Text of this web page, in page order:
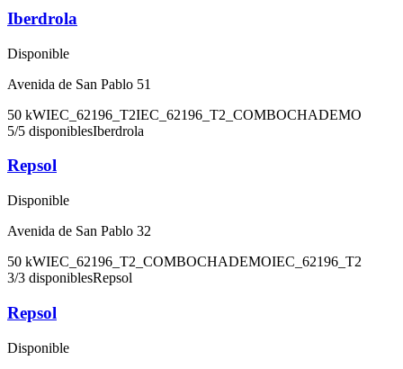
Iberdrola
Disponible
Avenida de San Pablo 51
50 kWIEC_62196_T2IEC_62196_T2_COMBOCHADEMO
5/5 disponiblesIberdrola
Repsol
Disponible
Avenida de San Pablo 32
50 kWIEC_62196_T2_COMBOCHADEMOIEC_62196_T2
3/3 disponiblesRepsol
Repsol
Disponible